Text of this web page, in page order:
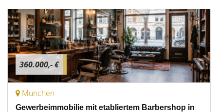
360.000,- €
München
Gewerbeimmobilie mit etabliertem Barbershop in